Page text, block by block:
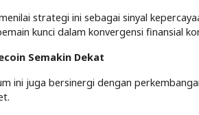
strategi ini sebagai sinyal
kunci dalam konvergensi finansial
Semakin Dekat
ini juga bersinergi dengan